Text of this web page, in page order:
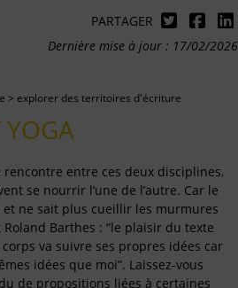
PARTAGER
Dernière mise à jour : 17/02/2026
> explorer des territoires d'écriture
YOGA
entre ces deux disciplines,
se nourrir l’une de l’autre. Car le
ne sait plus cueillir les murmures
Barthes : “le plaisir du texte
corps va suivre ses propres idées car
idées que moi”. Laissez-vous
de propositions liées à certaines